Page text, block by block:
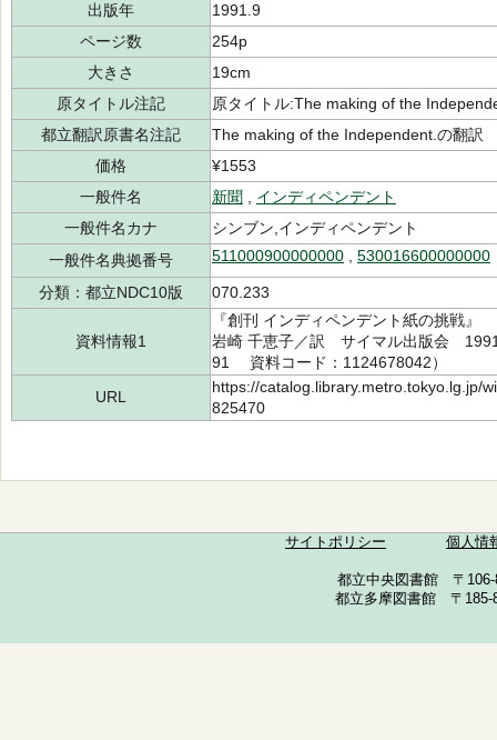
出版年
1991.9
ページ数
254p
大きさ
19cm
原タイトル注記
原タイトル:The making of the
都立翻訳原書名注記
The making of the Independent.の翻訳
価格
¥1553
一般件名
新聞
インディペンデント
一般件名カナ
シンブン,インディペンデント
一般件名典拠番号
511000900000000 530016600000000
分類：都立NDC10版 070.233
資料情報1
『創刊 インディペンデント紙の挑戦
岩崎 千恵子／訳 サイマル出版会
91 資料コード：1124678042）
URL
https://catalog.library.metro.tokyo.lg.jp/
825470
サイトポリシー 個人情
都立中央図書館 〒
都立多摩図書館 〒185-